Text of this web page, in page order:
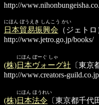
http://
にほん ぼうえき しんこう かい
日本貿易振興会 （ジェト
http://www.jetro.go.jp/books/
にほん ぼーぐ しゃ
(株)日本ヴォーグ社 〔東京
http://www.creators-
にほん ほうれい
(株)日本法令 〔東京都千代